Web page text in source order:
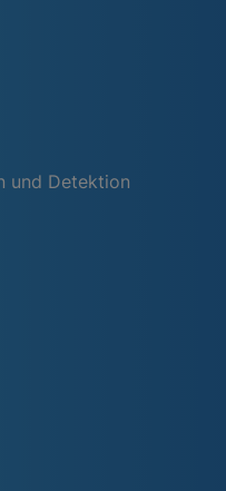
und Detektion